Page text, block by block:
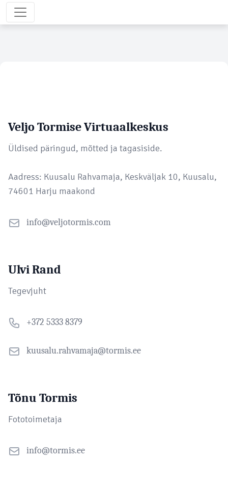
Veljo Tormise Virtuaalkeskus
Üldised päringud, mõtted ja tagasiside.
Aadress: Kuusalu Rahvamaja, Keskväljak 10, Kuusalu,
74601 Harju maakond
info@veljotormis.com
Ulvi Rand
Tegevjuht
+372 5333 8379
kuusalu.rahvamaja@tormis.ee
Tõnu Tormis
Fototoimetaja
info@tormis.ee